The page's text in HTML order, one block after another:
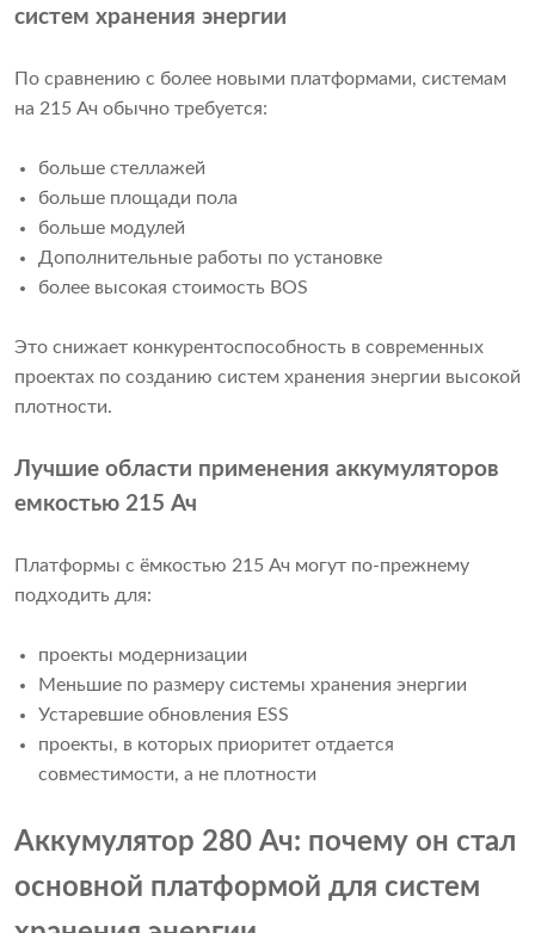
систем хранения энергии
По сравнению с более новыми платформами, системам
на 215 Ач обычно требуется:
больше стеллажей
больше площади пола
больше модулей
Дополнительные работы по установке
более высокая стоимость BOS
Это снижает конкурентоспособность в современных
проектах по созданию систем хранения энергии высокой
плотности.
Лучшие области применения аккумуляторов
емкостью 215 Ач
Платформы с ёмкостью 215 Ач могут по-прежнему
подходить для:
проекты модернизации
Меньшие по размеру системы хранения энергии
Устаревшие обновления ESS
проекты, в которых приоритет отдается
совместимости, а не плотности
Аккумулятор 280 Ач: почему он стал
основной платформой для систем